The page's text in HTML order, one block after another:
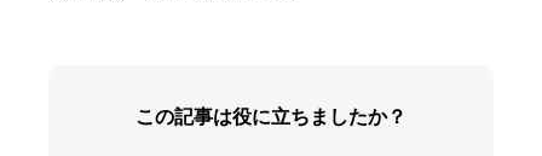
この記事は役に立ちましたか？